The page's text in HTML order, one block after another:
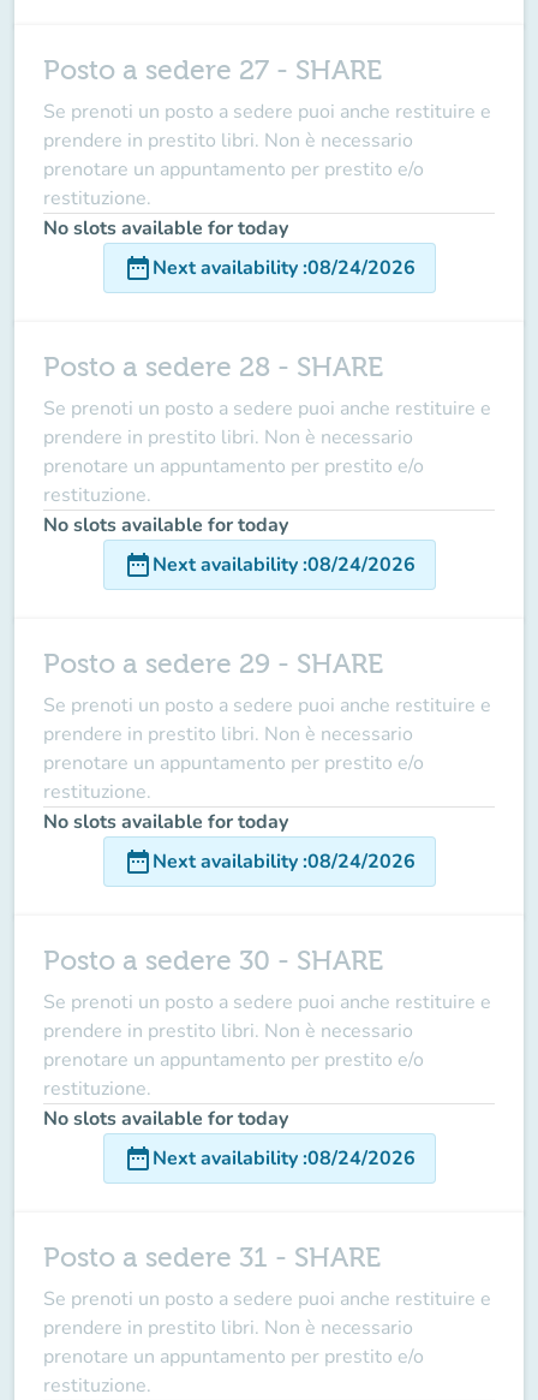
Posto a sedere 27 - SHARE
Se prenoti un posto a sedere puoi anche restituire e
prendere in prestito libri. Non è necessario
prenotare un appuntamento per prestito e/o
restituzione.
No slots available for today
date_rangeNext availability:08/24/2026
Posto a sedere 28 - SHARE
Se prenoti un posto a sedere puoi anche restituire e
prendere in prestito libri. Non è necessario
prenotare un appuntamento per prestito e/o
restituzione.
No slots available for today
date_rangeNext availability:08/24/2026
Posto a sedere 29 - SHARE
Se prenoti un posto a sedere puoi anche restituire e
prendere in prestito libri. Non è necessario
prenotare un appuntamento per prestito e/o
restituzione.
No slots available for today
date_rangeNext availability:08/24/2026
Posto a sedere 30 - SHARE
Se prenoti un posto a sedere puoi anche restituire e
prendere in prestito libri. Non è necessario
prenotare un appuntamento per prestito e/o
restituzione.
No slots available for today
date_rangeNext availability:08/24/2026
Posto a sedere 31 - SHARE
Se prenoti un posto a sedere puoi anche restituire e
prendere in prestito libri. Non è necessario
prenotare un appuntamento per prestito e/o
restituzione.